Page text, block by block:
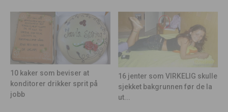
10 kaker som beviser at
konditorer drikker sprit på
jobb
16 jenter som VIRKELIG skulle
sjekket bakgrunnen før de la
ut...